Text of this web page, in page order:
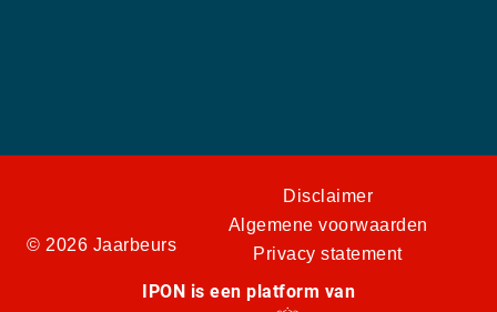
© 2026 Jaarbeurs
Disclaimer
Algemene voorwaarden
Privacy statement
IPON is een platform van